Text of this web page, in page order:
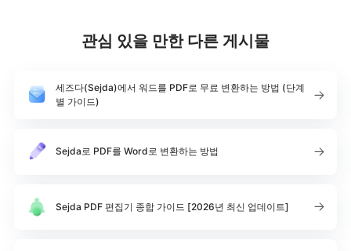
관심 있을 만한 다른 게시물
세즈다(Sejda)에서 워드를 PDF로 무료 변환하는 방법 (단계
별 가이드)
Sejda로 PDF를 Word로 변환하는 방법
Sejda PDF 편집기 종합 가이드 [2026년 최신 업데이트]